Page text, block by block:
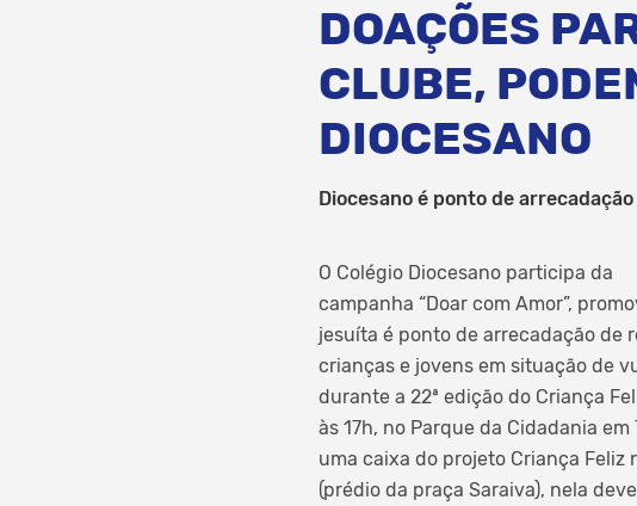
DOAÇÕES
CLUBE,
DIOCESANO
Diocesano é ponto de
O Colégio Diocesano participa da
campanha “Doar com Amor”,
jesuíta é ponto de arrecadação de
crianças e jovens em situação de
durante a 22ª edição do Criança
às 17h, no Parque da Cidadania em
uma caixa do projeto Criança
(prédio da praça Saraiva), nela